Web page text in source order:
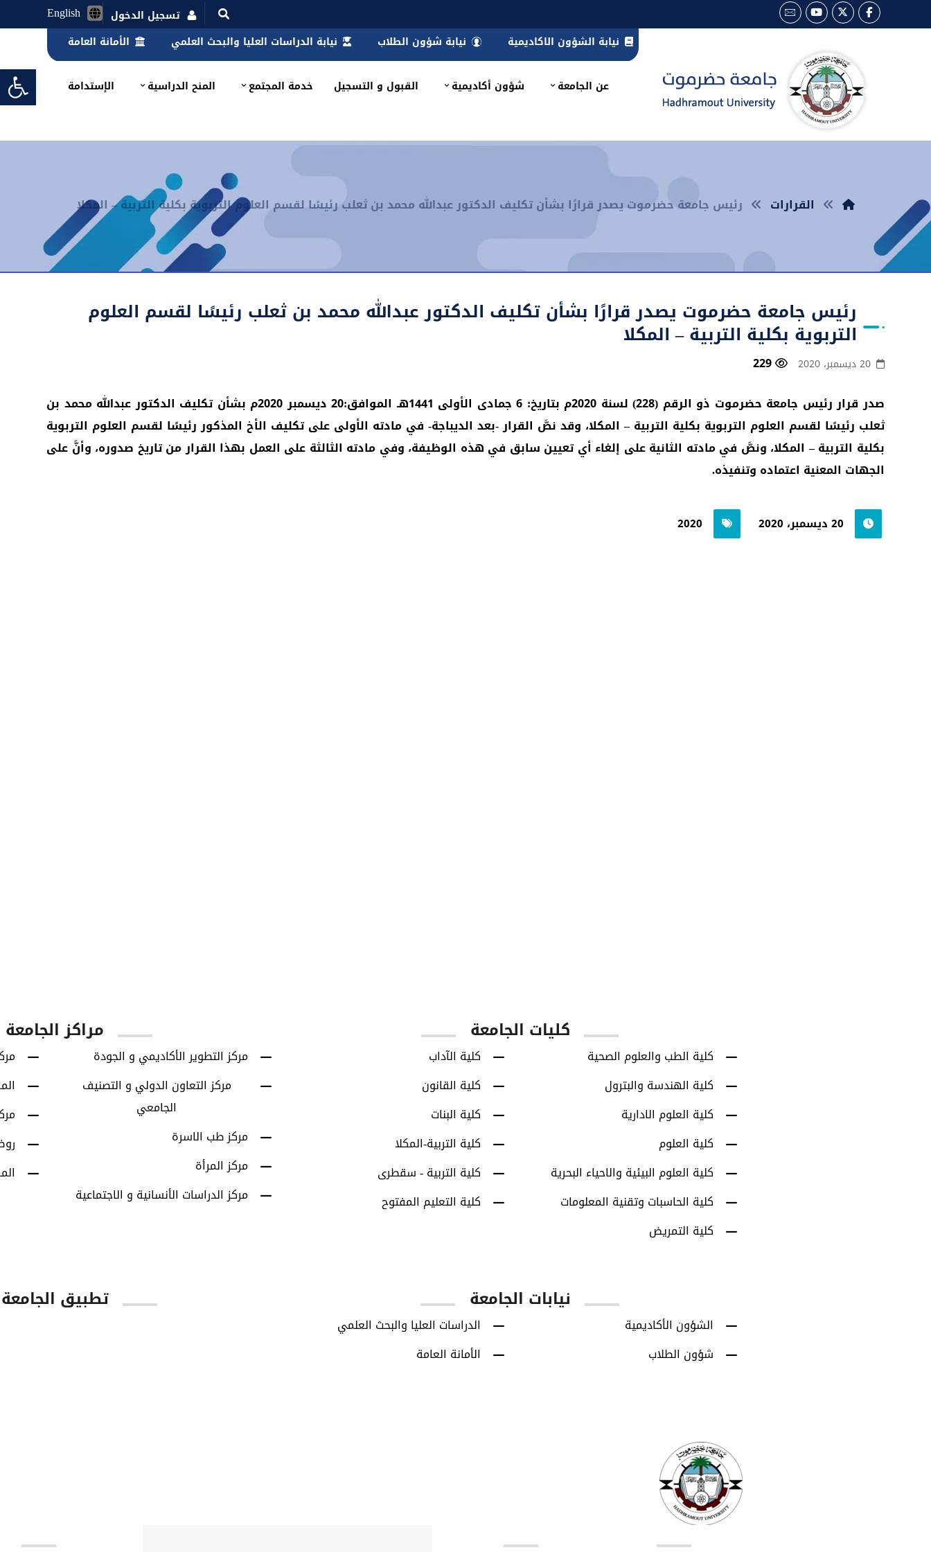
English
تسجيل الدخول
نيابة الشؤون الاكاديمية
نيابة شؤون الطلاب نيابة الدراسات العليا والبحث العلمي الأمانة العامة
عن الجامعة شؤون أكاديمية القبول و التسجيل خدمة المجتمع المنح الدراسية الإستدامة
القرارات رئيس جامعة حضرموت يصدر قرارًا بشأن تكليف الدكتور عبدالله محمد بن ثعلب رئيسًا لقسم العلوم التربوية بكلية التربية – المكلا
رئيس جامعة حضرموت يصدر قرارًا بشأن تكليف الدكتور عبدالله محمد بن ثعلب رئيسًا لقسم العلوم
التربوية بكلية التربية – المكلا
20 ديسمبر، 2020
229
صدر قرار رئيس جامعة حضرموت ذو الرقم (228) لسنة 2020م بتاريخ: 6 جمادى الأولى 1441هـ الموافق:20 ديسمبر 2020م بشأن تكليف الدكتور عبدالله محمد بن
ثعلب رئيسًا لقسم العلوم التربوية بكلية التربية – المكلا، وقد نصَّ القرار -بعد الديباجة- في مادته الأولى على تكليف الأخ المذكور رئيسًا لقسم العلوم التربوية
بكلية التربية – المكلا، ونصَّ في مادته الثانية على إلغاء أي تعيين سابق في هذه الوظيفة، وفي مادته الثالثة على العمل بهذا القرار من تاريخ صدوره، وأنَّ على
الجهات المعنية اعتماده وتنفيذه.
20 ديسمبر، 2020 2020
مراكز الجامعة
مركز التطوير الأكاديمي و الجودة
مركز التعاون الدولي و التصنيف
الجامعي
مركز طب الاسرة
مركز المرأة
مركز الدراسات الأنسانية و الاجتماعية
كليات الجامعة
كلية الآداب
كلية القانون
كلية البنات
كلية التربية-المكلا
كلية التربية - سقطرى
كلية التعليم المفتوح
كلية الطب والعلوم الصحية
كلية الهندسة والبترول
كلية العلوم الادارية
كلية العلوم
كلية العلوم البيئية والاحياء البحرية
كلية الحاسبات وتقنية المعلومات
كلية التمريض
تطبيق الجامعة نيابات الجامعة
الدراسات العليا والبحث العلمي
الأمانة العامة
الشؤون الأكاديمية
شؤون الطلاب